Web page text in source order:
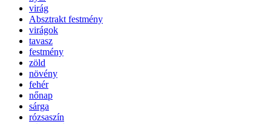
virág
Absztrakt festmény
virágok
tavasz
festmény
zöld
növény
fehér
nőnap
sárga
rózsaszín